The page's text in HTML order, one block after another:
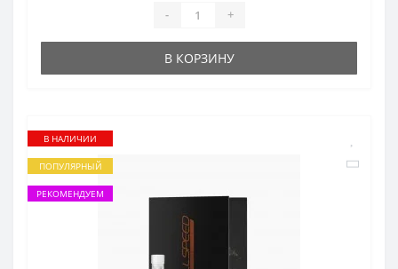
- +
В КОРЗИНУ
В НАЛИЧИИ
ПОПУЛЯРНЫЙ
РЕКОМЕНДУЕМ